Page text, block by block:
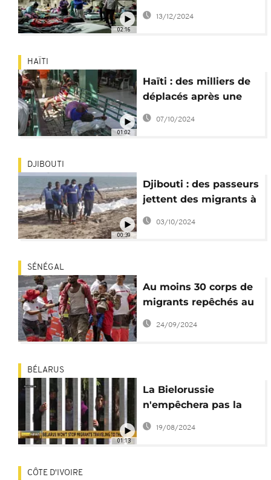
02:16
Kafala, le retour tant
espéré
13/12/2024
01:02
HAÏTI
Haïti : des milliers de
déplacés après une
attaque de gangs
07/10/2024
00:39
DJIBOUTI
Djibouti : des passeurs
jettent des migrants à
la mer, au moins 45
morts
03/10/2024
SÉNÉGAL
Au moins 30 corps de
migrants repêchés au
large du Sénégal
24/09/2024
01:13
BÉLARUS
La Bielorussie
n'empêchera pas la
migration vers
19/08/2024
CÔTE D'IVOIRE